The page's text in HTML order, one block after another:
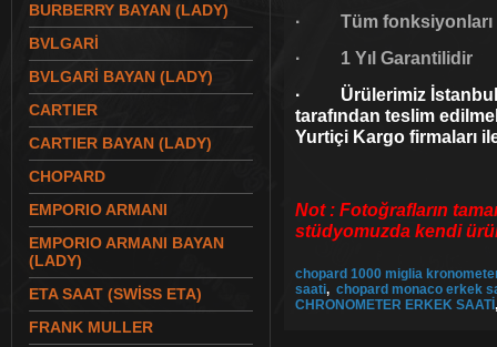
BURBERRY BAYAN (LADY)
BVLGARİ
BVLGARİ BAYAN (LADY)
CARTIER
CARTIER BAYAN (LADY)
CHOPARD
EMPORIO ARMANI
EMPORIO ARMANI BAYAN
(LADY)
ETA SAAT (SWİSS ETA)
FRANK MULLER
· Tüm fonksiyonları
· 1 Yıl Garantilidir
· Ürülerimiz İstanbul
tarafından teslim
Yurtiçi Kargo firmaları
Not : Fotoğrafların
stüdyomuzda kendi
chopard 1000 miglia
saati, chopard monaco erkek
CHRONOMETER ERKEK SAATİ